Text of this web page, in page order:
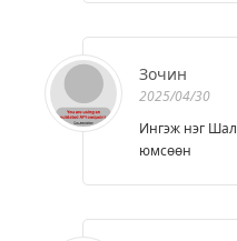
Зочин
2025/04/30
Ингэж нэг
юмсөөн